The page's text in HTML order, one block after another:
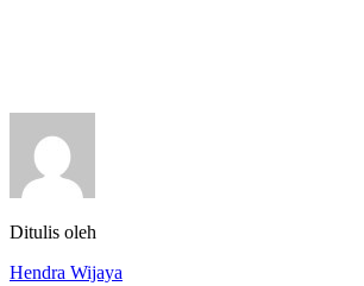
Ditulis oleh
Hendra Wijaya